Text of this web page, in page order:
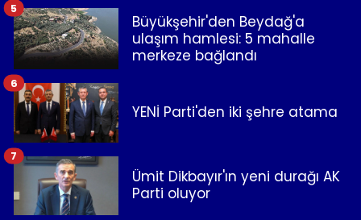
Büyükşehir'den Beydağ'a
ulaşım hamlesi: 5 mahalle
merkeze bağlandı
5
YENİ Parti'den iki şehre atama
6
Ümit Dikbayır'ın yeni durağı AK
Parti oluyor
7